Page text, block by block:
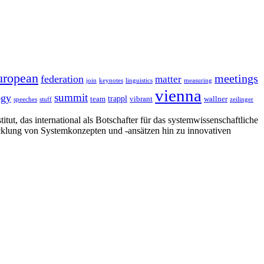
federation join keynotes linguistics matter measuring meetings
speeches stuff summit team trappl vibrant vienna wallner zeilinger
das international als Botschafter für das systemwissenschaftliche
von Systemkonzepten und -ansätzen hin zu innovativen